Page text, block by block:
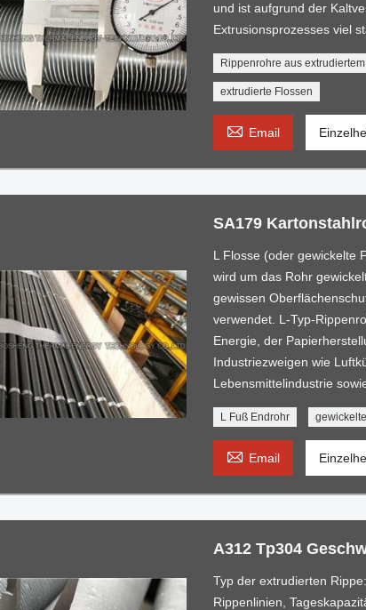
und ist aufgrund der
Extrusionsprozesses viel
Rippenrohre aus
extrudierte Flossen
 Email
SA179
L Flosse (oder gewickelte
wird um das Rohr
gewissen
verwendet. L-Typ-
Energie, der
Industriezweigen wie
Lebensmittelindustrie
L Fuß Endrohr
 Email
A312 Tp304
Typ der extrudierten
Rippenlinien,